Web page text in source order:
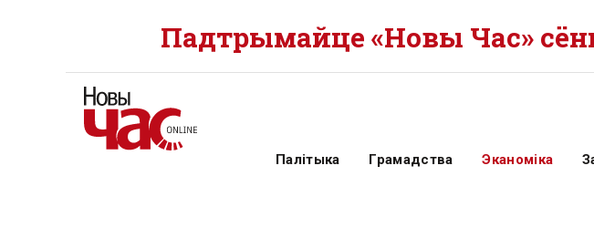
Падтрымайце «Новы Час»
Палітыка Грамадства Эканоміка